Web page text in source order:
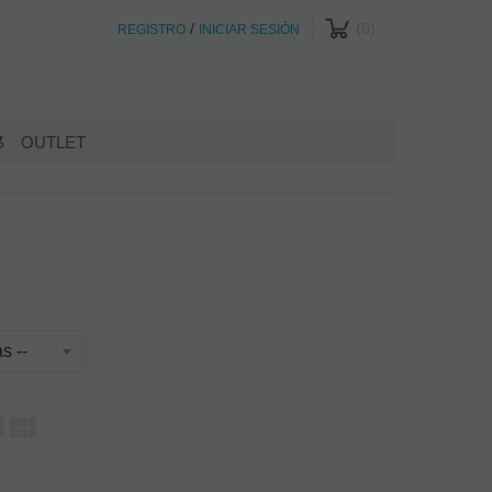
REGISTRO / INICIAR SESIÓN
OUTLET